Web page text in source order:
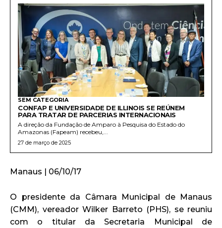
SEM CATEGORIA
CONFAP E UNIVERSIDADE DE ILLINOIS SE REÚNEM
PARA TRATAR DE PARCERIAS INTERNACIONAIS
A direção da Fundação de Amparo à Pesquisa do Estado do
Amazonas (Fapeam) recebeu,...
27 de março de 2025
Manaus | 06/10/17
O presidente da Câmara Municipal de Manaus
(CMM), vereador Wilker Barreto (PHS), se reuniu
com o titular da Secretaria Municipal de